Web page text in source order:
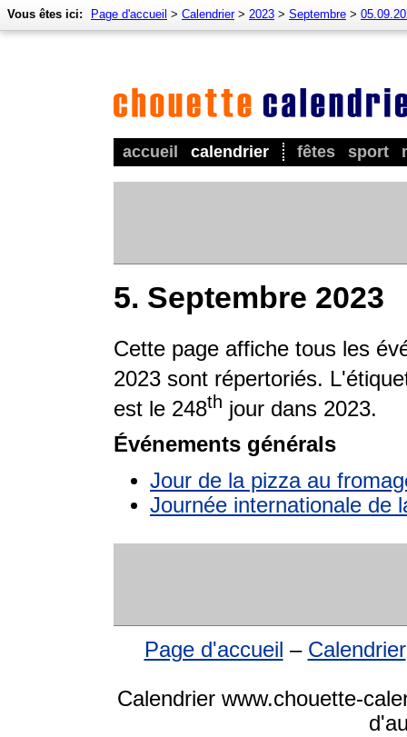
accueil calendrier fêtes sport
Vous êtes ici: Page d'accueil > Calendrier> 2023 > Septembre >
5. Septembre 2023
Cette page affiche tous les
2023 sont répertoriés.
est le 248th jour dans 2023.
Événements générals
Jour de la pizza au
Journée internationale de
Page d'accueil – Calendrier
Calendrier www.chouette-